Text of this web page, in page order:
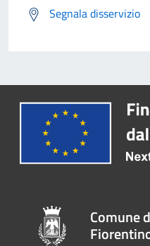
Segnala disservizio
Comune